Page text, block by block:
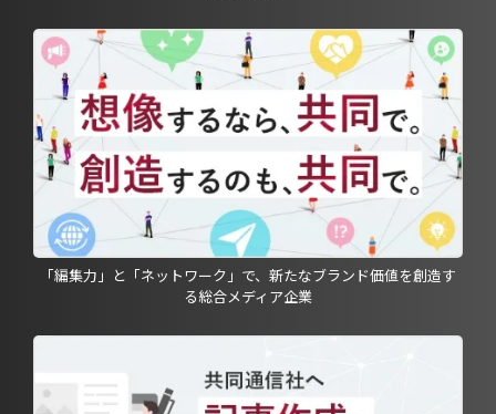
「編集力」と「ネットワーク」で、新たなブランド価値を創造す
る総合メディア企業